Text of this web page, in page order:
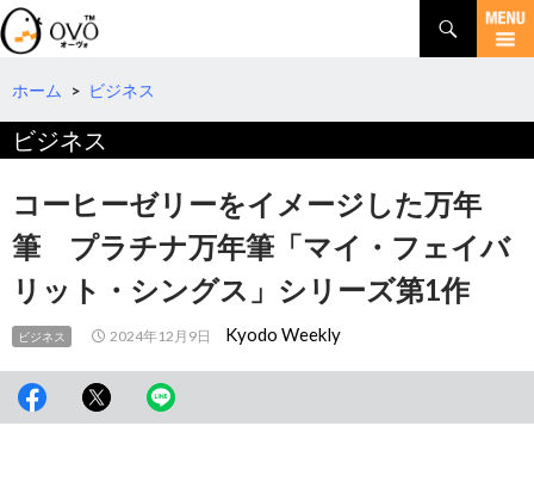
検
索
コ
テ
へ
ホーム > ビジネス
ビジネス
コーヒーゼリーをイメージした万年
筆 プラチナ万年筆「マイ・フェイバ
リット・シングス」シリーズ第1作
ビジネス 2024年12月9日 Kyodo Weekly